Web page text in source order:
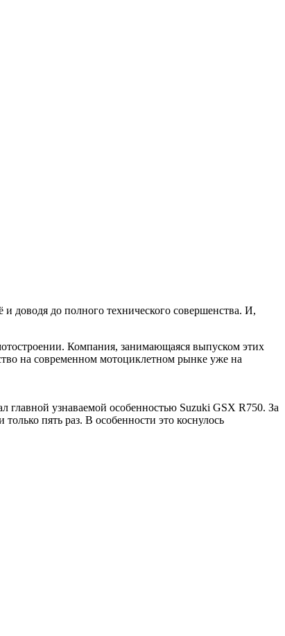
доводя до полного технического совершенства. И,
Компания, занимающаяся выпуском этих
на современном мотоциклетном рынке уже на
главной узнаваемой особенностью Suzuki GSX R750. За
пять раз. В особенности это коснулось